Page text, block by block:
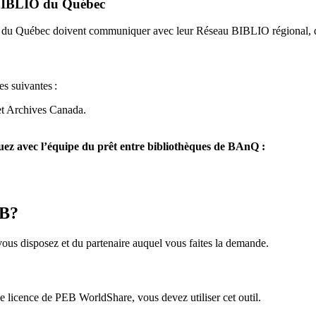
du Québec
Québec doivent communiquer avec leur Réseau BIBLIO
suivantes :
Archives Canada.
avec l’équipe du prêt entre bibliothèques de BAnQ :
disposez et du partenaire auquel vous faites la demande.
licence de PEB WorldShare, vous devez utiliser cet outil.